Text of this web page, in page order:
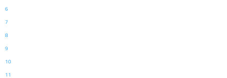
6
7
8
9
10
11